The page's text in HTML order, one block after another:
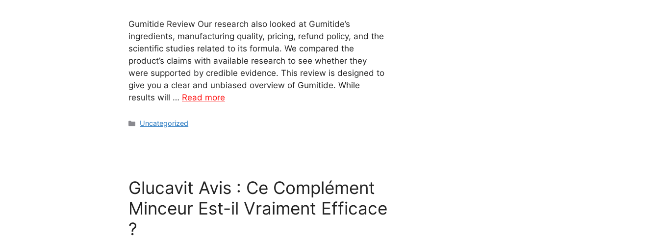
Gumitide Review Our research also looked at Gumitide’s
ingredients, manufacturing quality, pricing, refund policy, and the
scientific studies related to its formula. We compared the
product’s claims with available research to see whether they
were supported by credible evidence. This review is designed to
give you a clear and unbiased overview of Gumitide. While
results will … Read more
Categories
Uncategorized
Glucavit Avis : Ce Complément
Minceur Est-il Vraiment Efficace
?